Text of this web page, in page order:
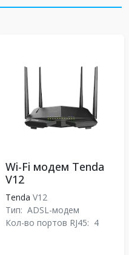
Wi-Fi модем Tenda
V12
Tenda V12
Тип: ADSL-модем
Кол-во портов RJ45: 4